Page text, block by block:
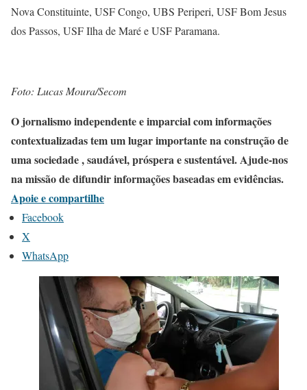
Nova Constituinte, USF Congo, UBS Periperi, USF Bom Jesus
dos Passos, USF Ilha de Maré e USF Paramana.
Foto: Lucas Moura/Secom
O jornalismo independente e imparcial com informações
contextualizadas tem um lugar importante na construção de
uma sociedade , saudável, próspera e sustentável. Ajude-nos
na missão de difundir informações baseadas em evidências.
Apoie e compartilhe
Facebook
X
WhatsApp